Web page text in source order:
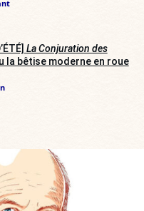
La Conjuration des
la bêtise moderne en roue